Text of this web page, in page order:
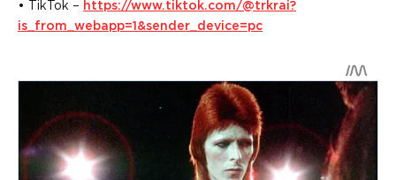
• TikTok – https://www.tiktok.com/@trkrai?
is_from_webapp=1&sender_device=pc